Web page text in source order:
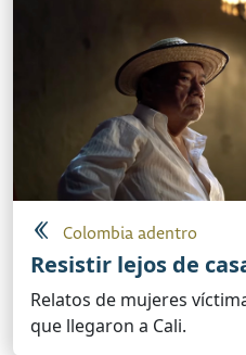
Colombia adentro
Resistir lejos de
Relatos de mujeres
que llegaron a Cali.